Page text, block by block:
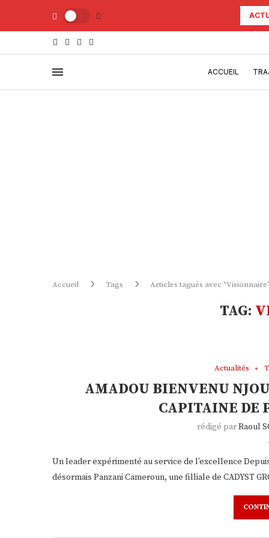
ACCUEIL
Accueil Tags Articles tagués avec "Visionnaire"
TAG:
Actualités
AMADOU BIENVENU
CAPITAINE DE
rédigé parRaoul
Un leader expérimenté au service de l’excellence
désormais Panzani Cameroun, une filliale de CADYST